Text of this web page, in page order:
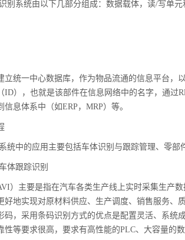
别系统由以下几部分组成：数据载体，读/写单
立统一中心数据库，作为物品流通的信息平台，
ID），也就是该部件在信息网络中的名字，通
息体系中（如ERP，MRP）等。
统中的应用主要包括车体识别与跟踪管理、零部
体跟踪识别
）主要是指在汽车各类生产线上实时采集生产
好地实现对原材料供应、生产调度、销售服务
码，采用条码识别方式的优点是配置灵活、系统
性等要求很高，要求有高性能的PLC、大容量的